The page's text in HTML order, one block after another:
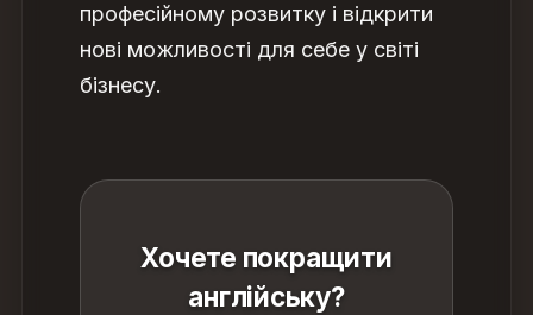
професійному розвитку і відкрити
нові можливості для себе у світі
бізнесу.
Хочете покращити
англійську?